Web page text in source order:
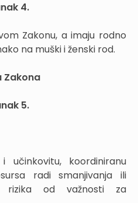
4.
Zakonu, a imaju rodno
na muški i ženski rod.
Zakona
5.
učinkovitu, koordiniranu
radi smanjivanja ili
rizika od važnosti za